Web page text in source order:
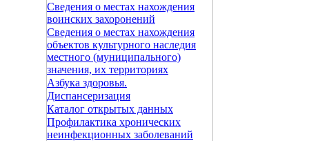
Сведения о местах нахождения
воинских захоронений
Сведения о местах нахождения
объектов культурного наследия
местного (муниципального)
значения, их территориях
Азбука здоровья.
Диспансеризация
Каталог открытых данных
Профилактика хронических
неинфекционных заболеваний